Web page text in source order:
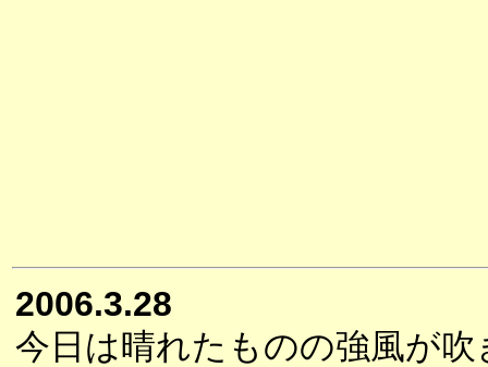
2006.3.28
今日は晴れたものの強風が吹